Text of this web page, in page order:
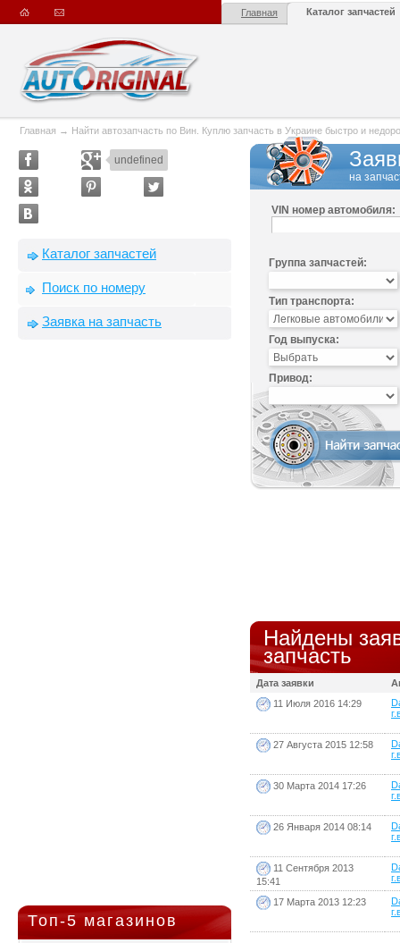
Главная Каталог запчастей
Главная → Найти автозапчасть по Вин. Куплю запчасть в Украине быстро и
undefined
Каталог запчастей
Поиск по номеру
Заявка на запчасть
Топ-5 магазинов
на
VIN номер автомобиля:
Группа запчастей:
Тип транспорта:
Год выпуска:
Привод:
Найдены
запчасть
Дата заявки
11 Июля 2016 14:29
27 Августа 2015 12:58
30 Марта 2014 17:26
26 Января 2014 08:14
11 Сентября 2013
15:41
17 Марта 2013 12:23